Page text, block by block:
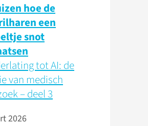
hoe de
een
snot
tot AI: de
van medisch
– deel 3
2026